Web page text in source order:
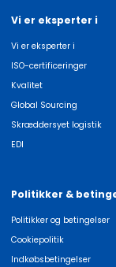
Vi er eksperter i
Vi er eksperter i
ISO-certificeringer
Kvalitet
Global Sourcing
Skræddersyet logistik
EDI
Politikker &
Politikker og betingelser
Cookiepolitik
Indkøbsbetingelser